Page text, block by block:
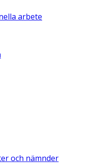
arbete
och nämnder